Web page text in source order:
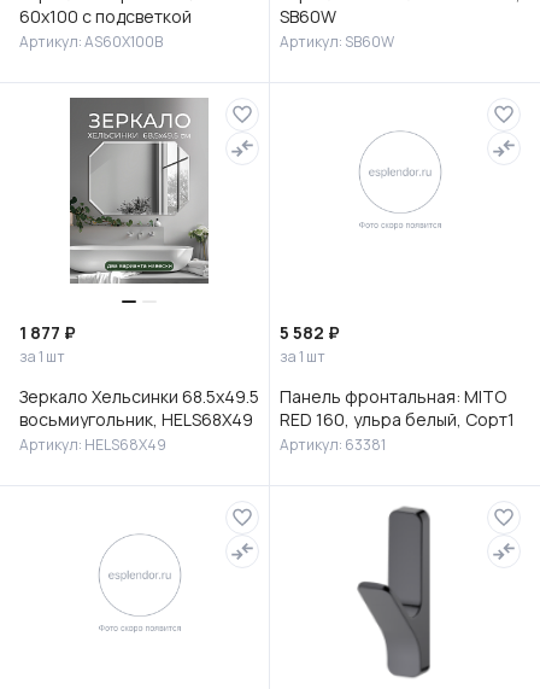
60х100 с подсветкой
Артикул: AS60X100B
SB60W
Артикул: SB60W
1 877 ₽
за 1 шт
Зеркало Хельсинки 68.5х49.5
восьмиугольник, HELS68X49
Артикул: HELS68X49
5 582 ₽
за 1 шт
Панель фронтальная: MITO
RED 160, ульра белый, Сорт1
Артикул: 63381